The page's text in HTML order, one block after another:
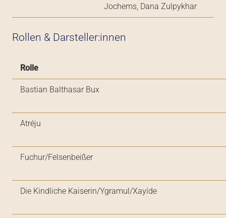
Jochems, Dana Zulpykhar
Rollen & Darsteller:innen
Rolle
Bastian Balthasar Bux
Atréju
Fuchur/Felsenbeißer
Die Kindliche Kaiserin/Ygramul/Xayíde